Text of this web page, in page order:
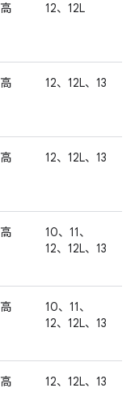
高 12、12L
高 12、12L、13
高 12、12L、13
高
10、11、
12、12L、13
高
10、11、
12、12L、13
高 12、12L、13